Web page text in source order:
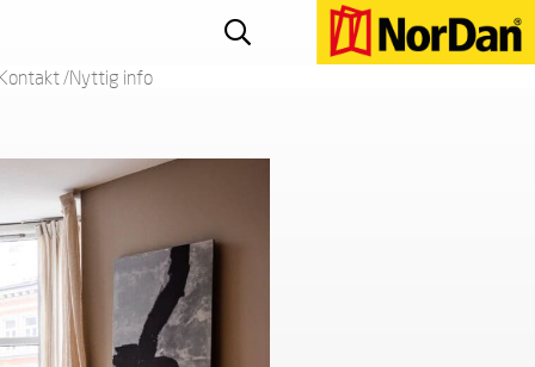
/Nyttig info